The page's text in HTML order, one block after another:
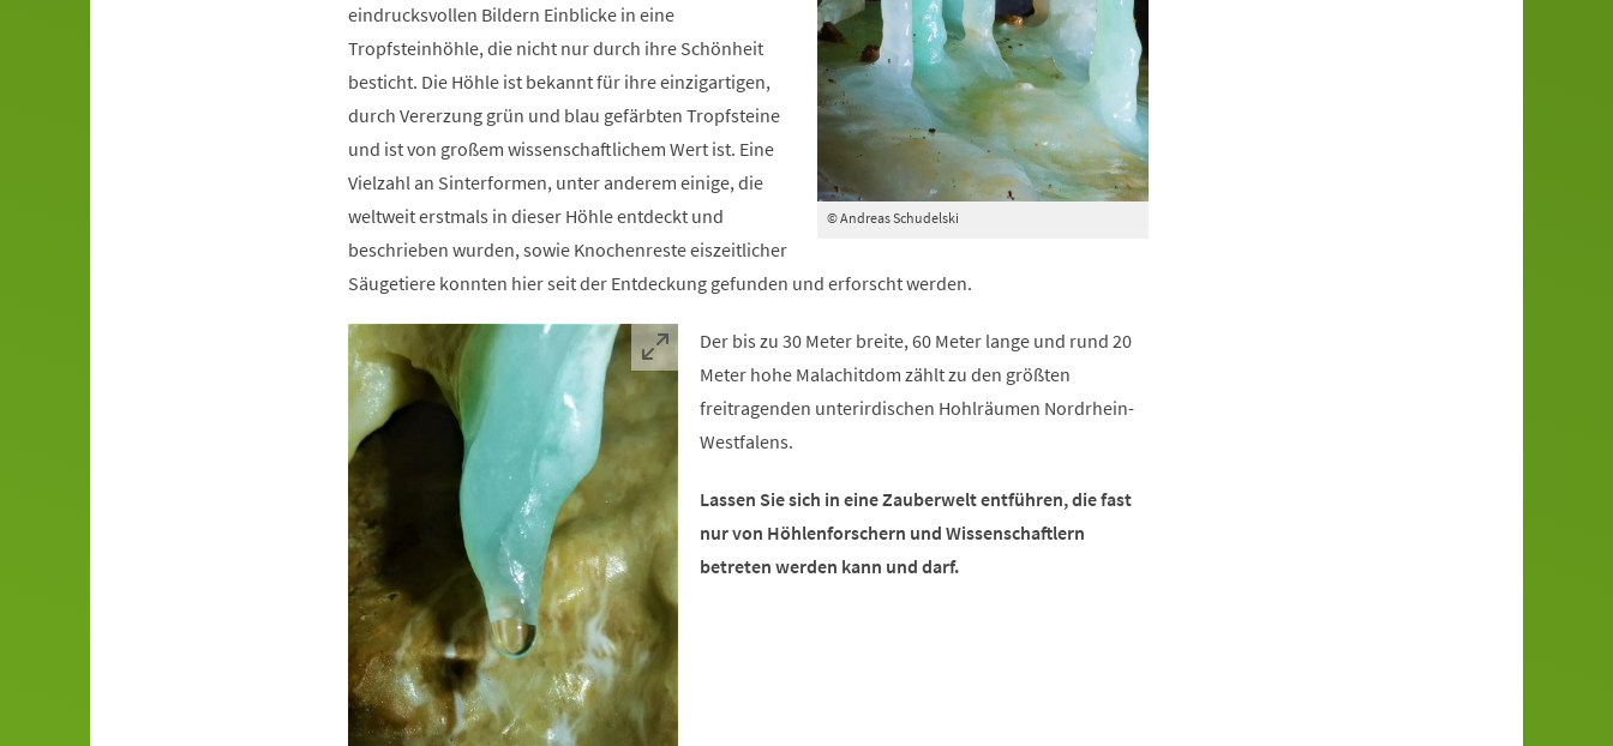
© Andreas Schudelski
eindrucksvollen Bildern Einblicke in eine
Tropfsteinhöhle, die nicht nur durch ihre Schönheit
besticht. Die Höhle ist bekannt für ihre einzigartigen,
durch Vererzung grün und blau gefärbten Tropfsteine
und ist von großem wissenschaftlichem Wert ist. Eine
Vielzahl an Sinterformen, unter anderem einige, die
weltweit erstmals in dieser Höhle entdeckt und
beschrieben wurden, sowie Knochenreste eiszeitlicher
Säugetiere konnten hier seit der Entdeckung gefunden und erforscht werden.
Der bis zu 30 Meter breite, 60 Meter lange und rund 20
Meter hohe Malachitdom zählt zu den größten
freitragenden unterirdischen Hohlräumen Nordrhein-
Westfalens.
Lassen Sie sich in eine Zauberwelt entführen, die fast
nur von Höhlenforschern und Wissenschaftlern
betreten werden kann und darf.